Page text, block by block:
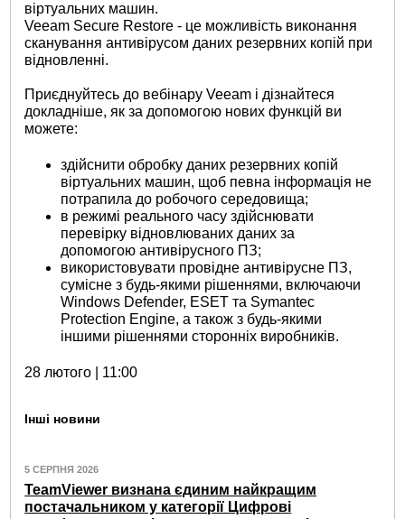
віртуальних машин.
Veeam Secure Restore - це можливість виконання
сканування антивірусом даних резервних копій при
відновленні.
Приєднуйтесь до вебінару Veeam і дізнайтеся
докладніше, як за допомогою нових функцій ви
можете:
здійснити обробку даних резервних копій
віртуальних машин, щоб певна інформація не
потрапила до робочого середовища;
в режимі реального часу здійснювати
перевірку відновлюваних даних за
допомогою антивірусного ПЗ;
використовувати провідне антивірусне ПЗ,
сумісне з будь-якими рішеннями, включаючи
Windows Defender, ESET та Symantec
Protection Engine, а також з будь-якими
іншими рішеннями сторонніх виробників.
28 лютого | 11:00
Інші новини
5 СЕРПНЯ 2026
TeamViewer визнана єдиним найкращим
постачальником у категорії Цифрові